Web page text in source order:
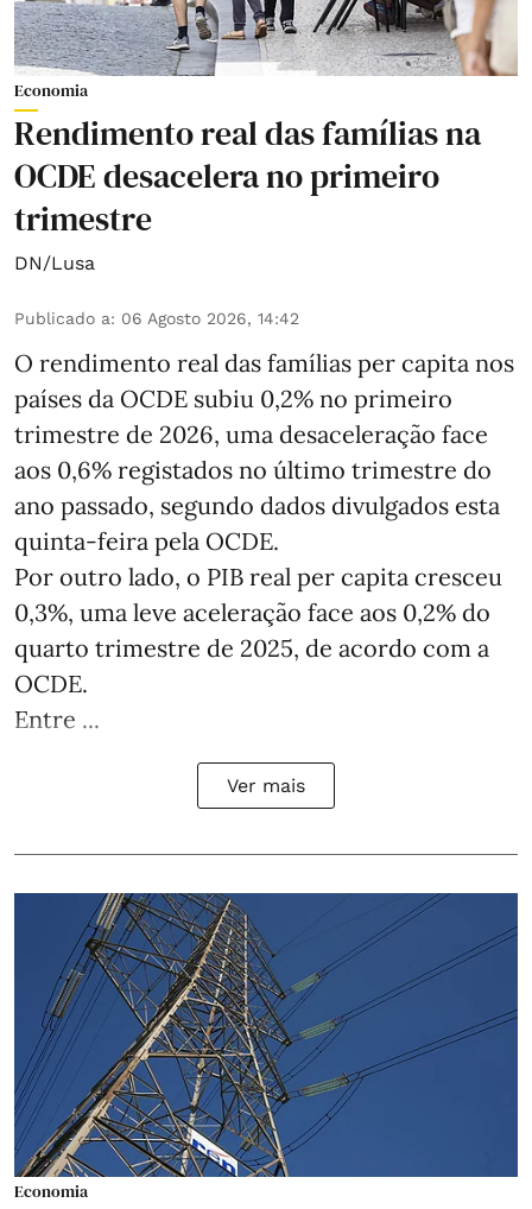
Economia
Rendimento real das famílias na
OCDE desacelera no primeiro
trimestre
DN/Lusa
Publicado a: 06 Agosto 2026, 14:42
O rendimento real das famílias per capita nos
países da OCDE subiu 0,2% no primeiro
trimestre de 2026, uma desaceleração face
aos 0,6% registados no último trimestre do
ano passado, segundo dados divulgados esta
quinta-feira pela OCDE.
Por outro lado, o PIB real per capita cresceu
0,3%, uma leve aceleração face aos 0,2% do
quarto trimestre de 2025, de acordo com a
OCDE.
Entre ...
Ver mais
Economia